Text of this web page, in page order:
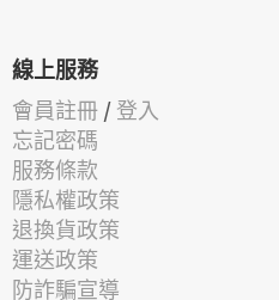
線上服務
會員註冊 / 登入
忘記密碼
服務條款
隱私權政策
退換貨政策
運送政策
防詐騙宣導